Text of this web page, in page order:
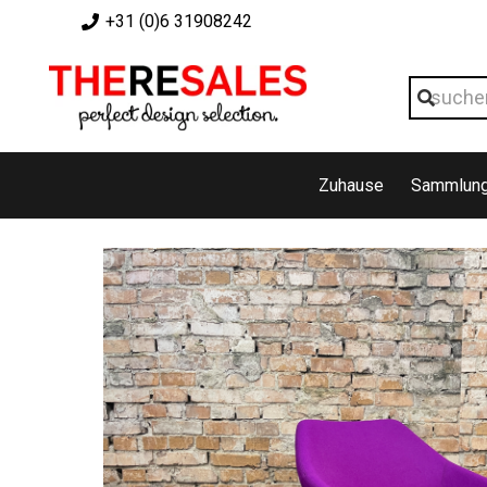
+31 (0)6 31908242
Zuhause